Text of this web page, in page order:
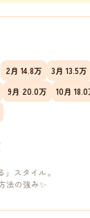
2月 14.8万
3月 13.5万
9月 20.0万
10月 18.0
スタイル。
法の強み✨